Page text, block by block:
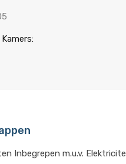
Inbegrepen m.u.v.